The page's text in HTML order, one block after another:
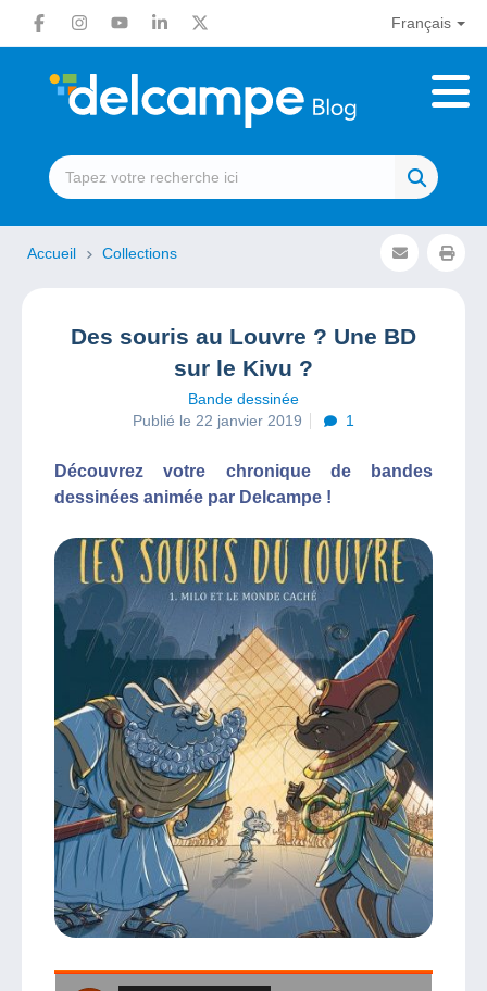
Français
Accueil Collections
Des souris au Louvre ? Une BD
sur le Kivu ?
Bande dessinée
Publié le 22 janvier 2019
1
Découvrez votre chronique de bandes
dessinées animée par Delcampe !